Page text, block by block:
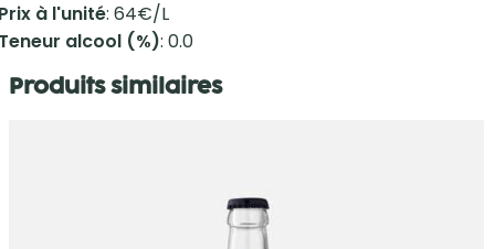
à l'unité: 64€/L
alcool (%): 0.0
Produits similaires